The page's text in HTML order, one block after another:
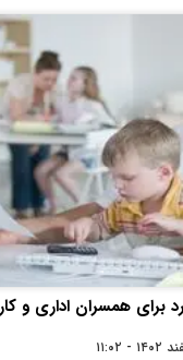
برای همسران اداری و